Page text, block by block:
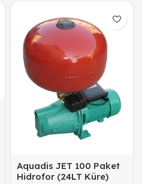
Aquadis JET 100 Paket
Hidrofor (24LT Küre)